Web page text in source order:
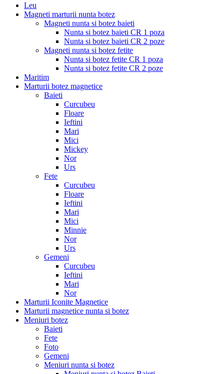
Leu
Magneti marturii nunta botez
Magneti nunta si botez baieti
Nunta si botez baieti CR 1 poza
Nunta si botez baieti CR 2 poze
Magneti nunta si botez fetite
Nunta si botez fetite CR 1 poza
Nunta si botez fetite CR 2 poze
Maritim
Marturii botez magnetice
Baieti
Curcubeu
Floare
Ieftini
Mari
Mici
Mickey
Nor
Urs
Fete
Curcubeu
Floare
Ieftini
Mari
Mici
Minnie
Nor
Urs
Gemeni
Curcubeu
Ieftini
Mari
Nor
Marturii Iconite Magnetice
Marturii magnetice nunta si botez
Meniuri botez
Baieti
Fete
Foto
Gemeni
Meniuri nunta si botez